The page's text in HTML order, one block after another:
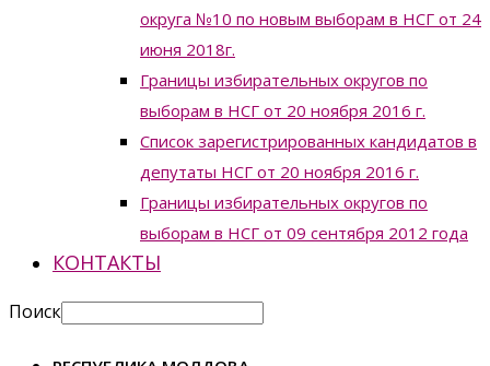
округа №10 по новым выборам в НСГ от 24
июня 2018г.
Границы избирательных округов по
выборам в НСГ от 20 ноября 2016 г.
Список зарегистрированных кандидатов в
депутаты НСГ от 20 ноября 2016 г.
Границы избирательных округов по
выборам в НСГ от 09 сентября 2012 года
КОНТАКТЫ
Поиск